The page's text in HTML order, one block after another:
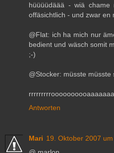
hüüüüdäää - wiä
offäsichtlich - und zwar en
@Flat: ich ha mich nur
bedient und wäsch somit
;-)
@Stocker: müsste müsste
Antworten
Mari 19. Oktober 2007 um